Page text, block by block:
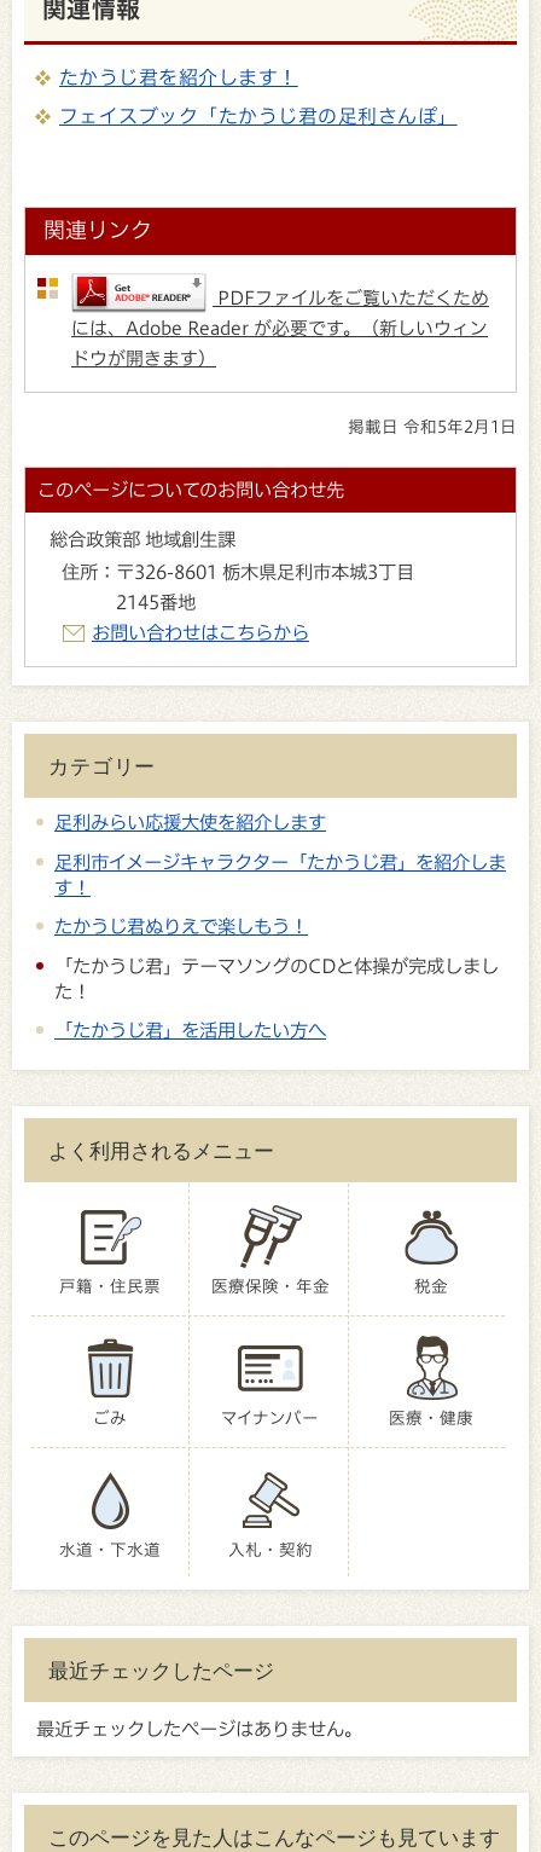
関連情報
たかうじ君を紹介します！
フェイスブック「たかうじ君の足利さんぽ」
関連リンク
PDFファイルをご覧いただくため
には、Adobe Reader が必要です。（新しいウィン
ドウが開きます）
掲載日 令和5年2月1日
このページについてのお問い合わせ先
総合政策部 地域創生課
住所： 〒326-8601 栃木県足利市本城3丁目
2145番地
お問い合わせはこちらから
カテゴリー
足利みらい応援大使を紹介します
足利市イメージキャラクター「たかうじ君」を紹介しま
す！
たかうじ君ぬりえで楽しもう！
「たかうじ君」テーマソングのCDと体操が完成しまし
た！
「たかうじ君」を活用したい方へ
よく利用されるメニュー
戸籍・住民票 医療保険・年金 税金
ごみ マイナンバー 医療・健康
水道・下水道 入札・契約
最近チェックしたページ
最近チェックしたページはありません。
このページを見た人はこんなページも見ています